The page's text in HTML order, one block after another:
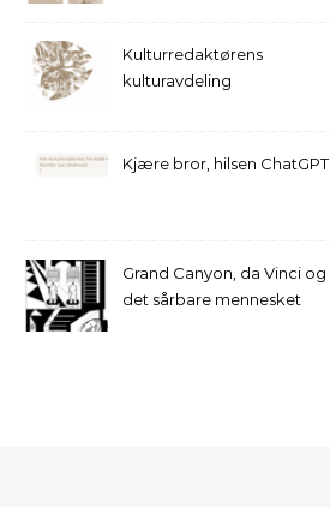
Kulturredaktørens
kulturavdeling
Kjære bror, hilsen ChatGPT
Grand Canyon, da Vinci og
det sårbare mennesket